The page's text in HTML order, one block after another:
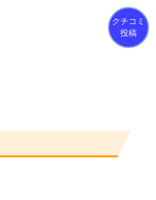
クチコミ
投稿